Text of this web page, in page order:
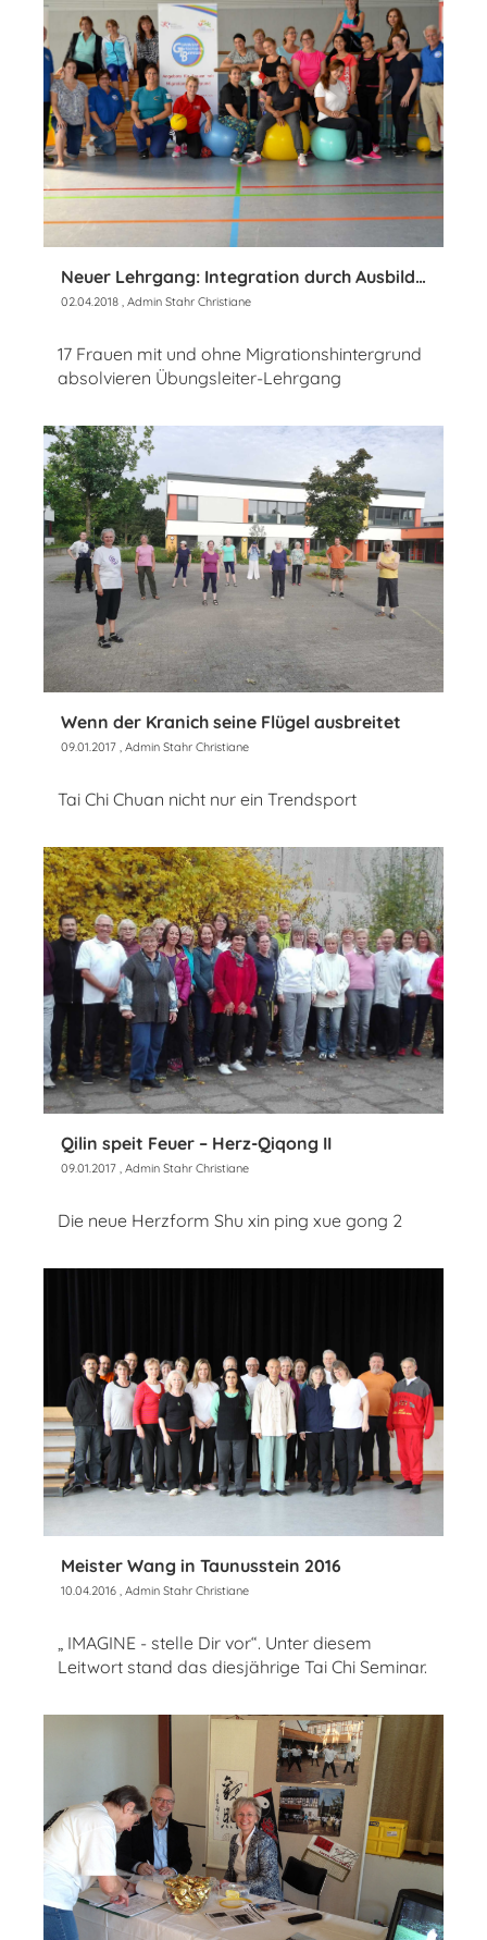
Neuer Lehrgang: Integration durch Ausbildung
02.04.2018 , Admin Stahr Christiane
17 Frauen mit und ohne Migrationshintergrund
absolvieren Übungsleiter-Lehrgang
Wenn der Kranich seine Flügel ausbreitet
09.01.2017 , Admin Stahr Christiane
Tai Chi Chuan nicht nur ein Trendsport
Qilin speit Feuer – Herz-Qiqong II
09.01.2017 , Admin Stahr Christiane
Die neue Herzform Shu xin ping xue gong 2
Meister Wang in Taunusstein 2016
10.04.2016 , Admin Stahr Christiane
„ IMAGINE - stelle Dir vor“. Unter diesem
Leitwort stand das diesjährige Tai Chi Seminar.